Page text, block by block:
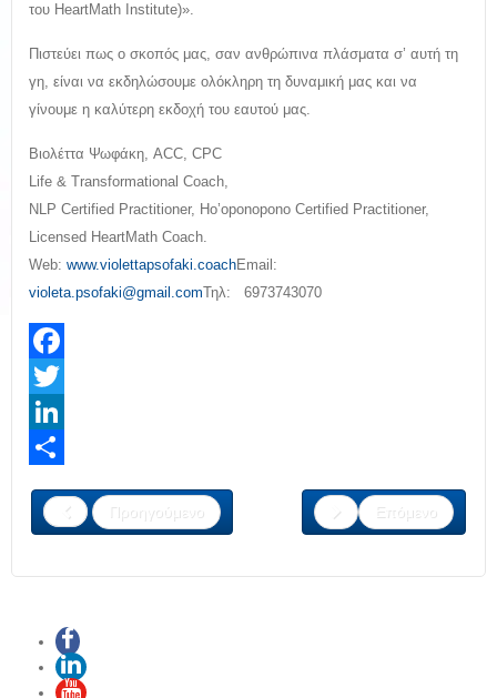
του HeartMath Institute)».
Πιστεύει πως ο σκοπός μας, σαν ανθρώπινα πλάσματα σ’ αυτή τη
γη, είναι να εκδηλώσουμε ολόκληρη τη δυναμική μας και να
γίνουμε η καλύτερη εκδοχή του εαυτού μας.
Βιολέττα Ψωφάκη, ACC, CPC
Life & Transformational Coach,
NLP Certified Practitioner, Ho’oponopono Certified Practitioner,
Licensed HeartMath Coach.
Web: www.violettapsofaki.coachEmail:
violeta.psofaki@gmail.comΤηλ: 6973743070
Facebook
Twitter
LinkedIn
Προηγούμενο
Επόμενο